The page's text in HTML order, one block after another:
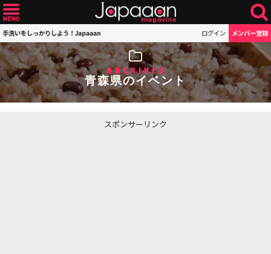
手洗いをしっかりしよう！Japaaan ログイン メンバー登録
ARCHIVES
青森県のイベント
スポンサーリンク